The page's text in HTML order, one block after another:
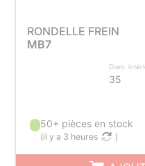
RONDELLE FREIN
MB7
Diam.
35
50+ pièces en stock
(il y a 3 heures )